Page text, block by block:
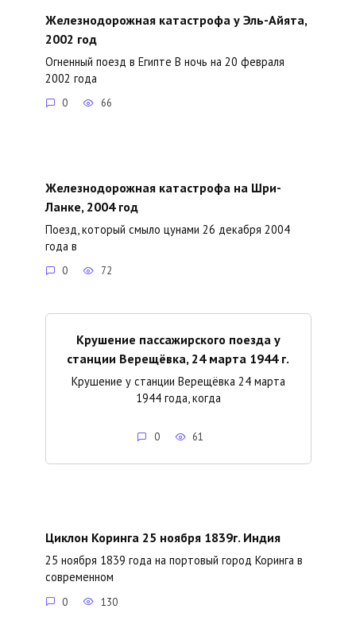
Железнодорожная катастрофа у Эль-Айята,
2002 год
Огненный поезд в Египте В ночь на 20 февраля
2002 года
0 66
Железнодорожная катастрофа на Шри-
Ланке, 2004 год
Поезд, который смыло цунами 26 декабря 2004
года в
0 72
Крушение пассажирского поезда у
станции Верещёвка, 24 марта 1944 г.
Крушение у станции Верещёвка 24 марта
1944 года, когда
0 61
Циклон Коринга 25 ноября 1839г. Индия
25 ноября 1839 года на портовый город Коринга в
современном
0 130